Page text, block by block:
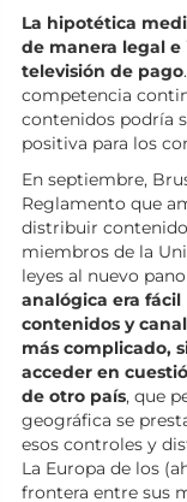
La hipotética
de manera legal
televisión de pago
competencia
contenidos podría
positiva para los
En septiembre,
Reglamento que
distribuir
miembros de la
leyes al nuevo
analógica era
contenidos y
más complicado,
acceder en
de otro país, que
geográfica se
esos controles y
La Europa de los
frontera entre sus